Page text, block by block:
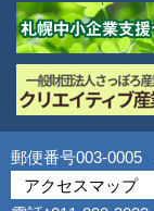
郵便番号003-0005
アクセスマップ